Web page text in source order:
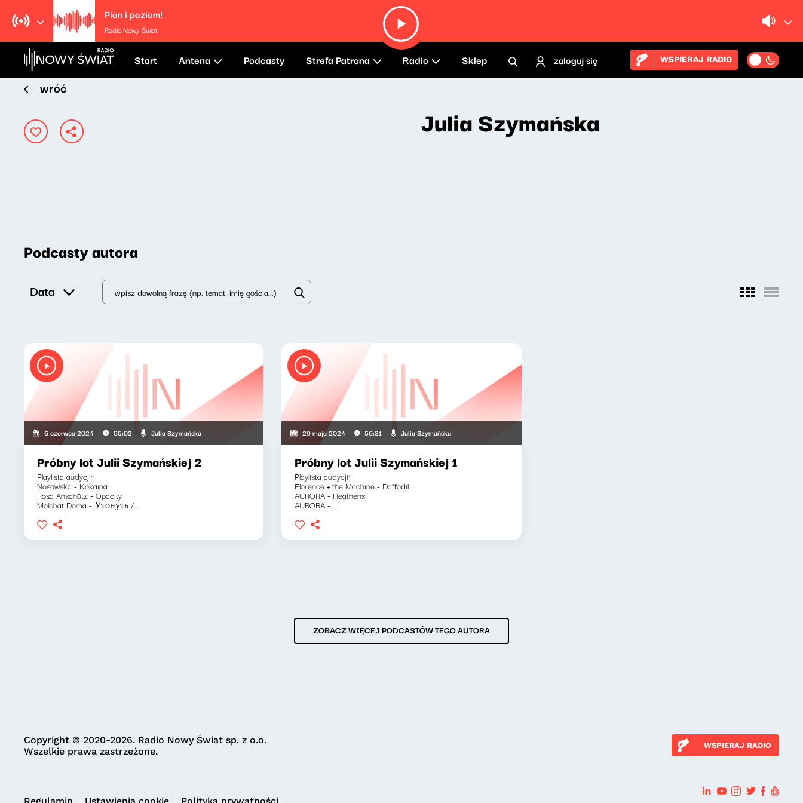
Pion i poziom!
Radio Nowy Świat
Start Antena Podcasty Strefa Patrona Radio Sklep zaloguj się WSPIERAJ RADIO
wróć
Julia Szymańska
Podcasty autora
Data
6 czerwca 2024 55:02 Julia Szymańska
Próbny lot Julii Szymańskiej 2
Playlista audycji:
Nosowska - Kokaina
Rosa Anschütz - Opacity
Molchat Doma - Утонуть /...
29 maja 2024 56:31 Julia Szymańska
Próbny lot Julii Szymańskiej 1
Playlista audycji:
Florence + the Machine - Daffodil
AURORA - Heathens
AURORA -...
ZOBACZ WIĘCEJ PODCASTÓW TEGO AUTORA
Copyright © 2020-2026. Radio Nowy Świat sp. z o.o.
Wszelkie prawa zastrzeżone.
WSPIERAJ RADIO